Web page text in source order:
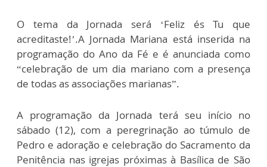
O tema da Jornada será ‘Feliz és Tu que
acreditaste!’.A Jornada Mariana está inserida na
programação do Ano da Fé e é anunciada como
“celebração de um dia mariano com a presença
de todas as associações marianas”.
A programação da Jornada terá seu início no
sábado (12), com a peregrinação ao túmulo de
Pedro e adoração e celebração do Sacramento da
Penitência nas igrejas próximas à Basílica de São